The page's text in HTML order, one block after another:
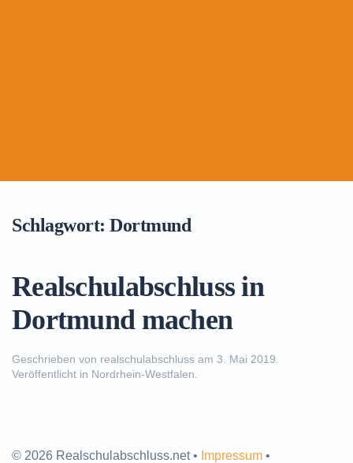
Schlagwort:Dortmund
Realschulabschluss in
Dortmund machen
Geschrieben von realschulabschluss am 3. Mai 2019
Veröffentlicht in Nordrhein-Westfalen
© 2026 Realschulabschluss.net • Impressum •